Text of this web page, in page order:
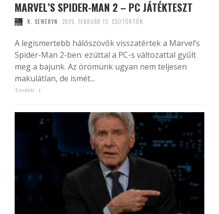
MARVEL’S SPIDER-MAN 2 – PC JÁTÉKTESZT
K. SEWERYN 2025. FEBRUÁR 13. CSÜTÖRTÖK
A legismertebb hálószövők visszatértek a Marvel’s
Spider-Man 2-ben: ezúttal a PC-s változattal gyűlt
meg a bajunk. Az örömünk ugyan nem teljesen
makulátlan, de ismét...
Tovább